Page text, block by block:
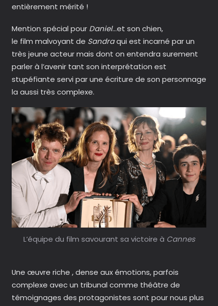
entièrement mérité !
Mention spécial pour Daniel…et son chien,
le film malvoyant de Sandraqui est incarné par un
très jeune acteur mais dont on entendra surement
parler à l’avenir tant son interprétation est
stupéfiante servi par une écriture de son personnage
la aussi très complexe.
L’équipe du film savourant sa victoire à Cannes
Une œuvre riche , dense aux émotions, parfois
complexe avec un tribunal comme théâtre de
témoignages des protagonistes sont pour nous plus